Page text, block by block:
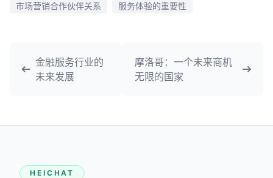
市场营销合作伙伴关系
服务体验的重要性
金融服务行业的
未来发展
摩洛哥：一个未来商机
无限的国家
HEICHAT